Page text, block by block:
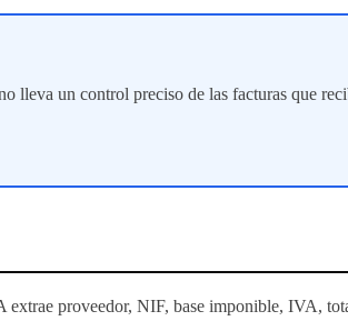
lleva un control preciso de las facturas que
proveedor, NIF, base imponible, IVA,